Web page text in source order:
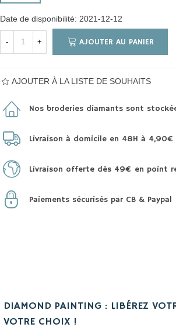
Date de disponibilité: 2021-12-12
- + AJOUTER AU PANIER
AJOUTER À LA LISTE DE SOUHAITS
Nos broderies diamants sont
Livraison à domicile en 48H à 4,90€
Livraison offerte dès 49€ en point
Paiements sécurisés par CB & Paypal
DIAMOND PAINTING : LIBÉREZ
VOTRE CHOIX !